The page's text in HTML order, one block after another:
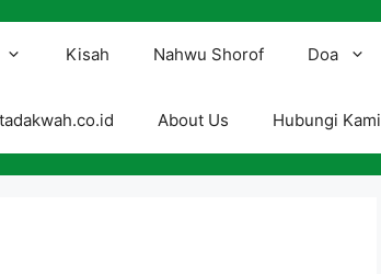
Kisah Nahwu Shorof Doa
About Us Hubungi Kami